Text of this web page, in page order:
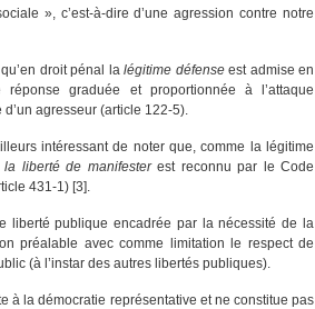
», c’est-à-dire d’une agression contre notre
qu’en droit pénal la légitime défense est admise en
réponse graduée et proportionnée à l’attaque
d’un agresseur (article 122-5).
intéressant de noter que, comme la légitime
la liberté de manifesterest reconnu par le Code
431-1) [3].
liberté publique encadrée par la nécessité de la
préalable avec comme limitation le respect de
(à l’instar des autres libertés publiques).
à la démocratie représentative et ne constitue pas